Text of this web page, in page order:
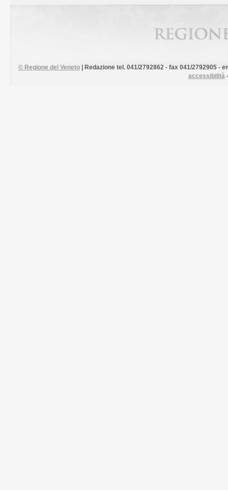
© Regione del Veneto
| Redazione tel. 041/2792862 - fax 041/2792905 -
accessibilità